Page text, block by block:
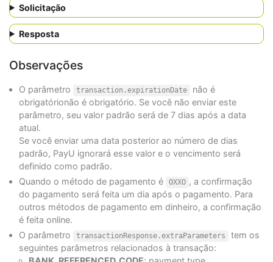
"street1": "Calle Francisco Sosa 45"
},
"creditCard" : {
"name":
"APPROVED"
},
"type": "GOOGLE_PAY",
"message":
},
"INSTALLMENTS_NUMBER": 1,
"RESPONSE_URL":
"https://urlonline.com/
}
},
"test"
}
Solicitação
Resposta
Observações
O parâmetro transaction.expirationDate
não é
obrigatórionão é obrigatório. Se você não enviar este
parâmetro, seu valor padrão será de 7 dias após a data
atual.
Se você enviar uma data posterior ao número de dias
padrão, PayU ignorará esse valor e o vencimento será
definido como padrão.
Quando o método de pagamento é
OXXO , a confirmação
do pagamento será feita um dia após o pagamento. Para
outros métodos de pagamento em dinheiro, a confirmação
é feita online.
O parâmetro
transactionResponse.extraParameters
tem os
seguintes parâmetros relacionados à transação: